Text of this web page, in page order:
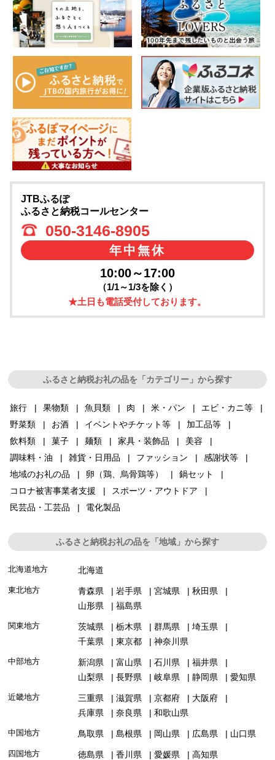
JTBふるぽ
ふるさと納税コールセンター
050-3146-8905
年中無休
10:00～17:00
（1/1～1/3を除く）
★土日も電話受付しております。
ふるさと納税お礼の品を「カテゴリー」から探す
旅行 果物類 魚貝類 肉 米・パン
エビ・カニ等
野菜類
お酒 イベントやチケット等
加工品等
飲料類
菓子 麺類 家具・装飾品
美容
調味料・油
雑貨・日用品 ファッション
感謝状等
地域のお礼の品
卵（鶏、烏骨鶏等）
鍋セット
コロナ被害事業者支援
スポーツ・アウトドア
民芸品・工芸品
電化製品
ふるさと納税お礼の品を「地域」から探す
北海道地方 北海道
東北地方 青森県 岩手県 宮城県
秋田県
山形県
福島県
関東地方 茨城県 栃木県 群馬県
埼玉県
千葉県
東京都 神奈川県
中部地方 新潟県 富山県 石川県
福井県
山梨県
長野県 岐阜県 静岡県 愛知県
近畿地方 三重県 滋賀県 京都府
大阪府
兵庫県
奈良県 和歌山県
中国地方 鳥取県 島根県 岡山県 広島県 山口県
四国地方 徳島県 香川県 愛媛県 高知県